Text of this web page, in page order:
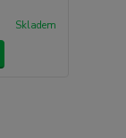
Skladem